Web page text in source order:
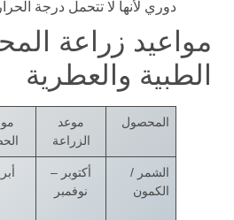
دوري لأنها لا تتحمل درجة
مواعيد زراعة
الطبية والعطرية
المحصول
موعد
الزراعة
الشمر /
الكمون
أكتوبر –
نوفمبر